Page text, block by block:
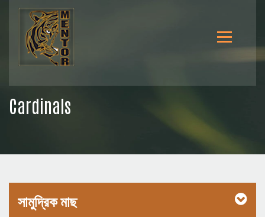
Cardinals
সামুদ্রিক মাছ